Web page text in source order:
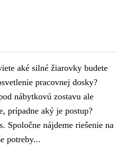
aké silné žiarovky budete
pracovnej dosky?
nábytkovú zostavu ale
prípadne aký je postup?
Spoločne nájdeme riešenie na
potreby...